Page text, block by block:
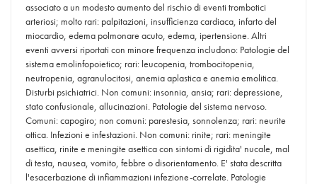
associato a un modesto aumento del rischio di eventi trombotici
arteriosi; molto rari: palpitazioni, insufficienza cardiaca, infarto del
miocardio, edema polmonare acuto, edema, ipertensione. Altri
eventi avversi riportati con minore frequenza includono: Patologie del
sistema emolinfopoietico; rari: leucopenia, trombocitopenia,
neutropenia, agranulocitosi, anemia aplastica e anemia emolitica.
Disturbi psichiatrici. Non comuni: insonnia, ansia; rari: depressione,
stato confusionale, allucinazioni. Patologie del sistema nervoso.
Comuni: capogiro; non comuni: parestesia, sonnolenza; rari: neurite
ottica. Infezioni e infestazioni. Non comuni: rinite; rari: meningite
asettica, rinite e meningite asettica con sintomi di rigidita' nucale, mal
di testa, nausea, vomito, febbre o disorientamento. E' stata descritta
l'esacerbazione di infiammazioni infezione-correlate. Patologie